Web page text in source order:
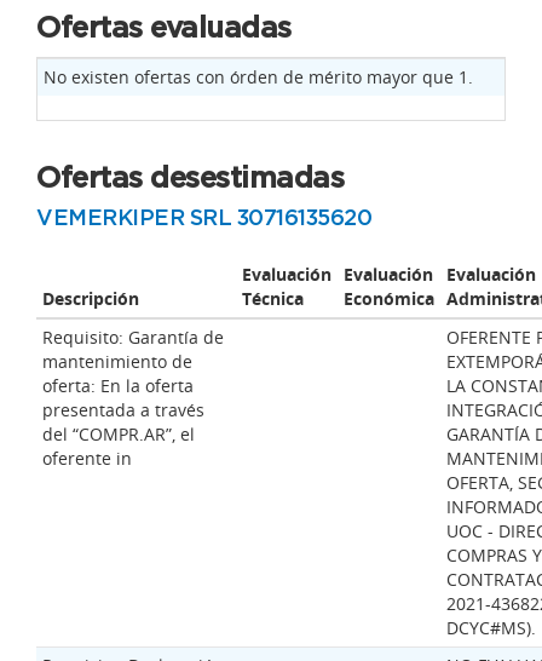
Ofertas evaluadas
No existen ofertas con órden de mérito mayor que 1.
Ofertas desestimadas
VEMERKIPER SRL 30716135620
Descripción
Evaluación
Técnica
Evaluación
Económica
Evaluación
Requisito: Garantía de
mantenimiento de
oferta: En la oferta
presentada a través
del “COMPR.AR”, el
oferente in
OFERENTE
LA
GARANTÍA
OFERTA,
UOC -
COMPRAS Y
2021-
DCYC#MS).